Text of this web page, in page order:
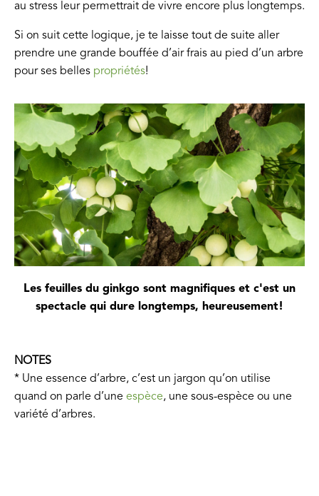
au stress leur permettrait de vivre encore plus longtemps.
Si on suit cette logique, je te laisse tout de suite aller
prendre une grande bouffée d’air frais au pied d’un arbre
pour ses belles propriétés!
Les feuilles du ginkgo sont magnifiques et c'est un
spectacle qui dure longtemps, heureusement!
NOTES
* Une essence d’arbre, c’est un jargon qu’on utilise
quand on parle d’une espèce, une sous-espèce ou une
variété d’arbres.